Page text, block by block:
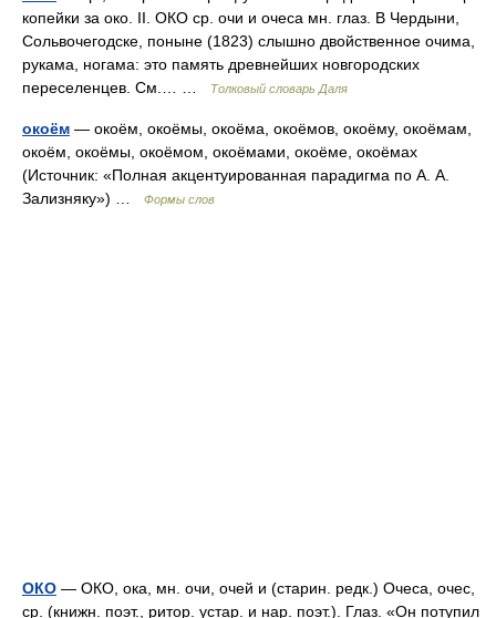
копейки за око. II. ОКО ср. очи и очеса мн. глаз. В Чердыни,
Сольвочегодске, поныне (1823) слышно двойственное очима,
рукама, ногама: это память древнейших новгородских
переселенцев. См.… …
Толковый словарь Даля
окоём — окоём, окоёмы, окоёма, окоёмов, окоёму, окоёмам,
окоём, окоёмы, окоёмом, окоёмами, окоёме, окоёмах
(Источник: «Полная акцентуированная парадигма по А. А.
Зализняку») …
Формы слов
ОКО — ОКО, ока, мн. очи, очей и (старин. редк.) Очеса, очес,
ср. (книжн. поэт., ритор. устар. и нар. поэт.). Глаз. «Он потупил